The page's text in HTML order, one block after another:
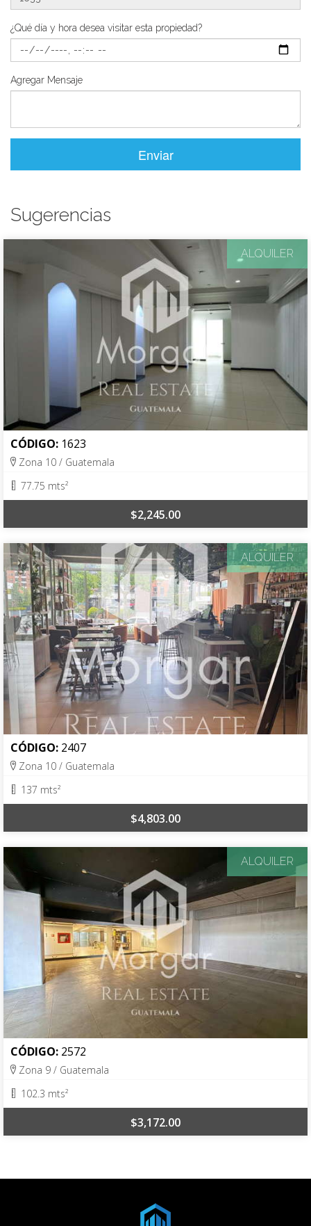
¿Qué día y hora desea visitar esta propiedad?
Agregar Mensaje
Enviar
Sugerencias
CÓDIGO: 1623
Zona 10 / Guatemala
77.75 mts²
$2,245.00
ALQUILER
CÓDIGO: 2407
Zona 10 / Guatemala
137 mts²
$4,803.00
ALQUILER
CÓDIGO: 2572
Zona 9 / Guatemala
102.3 mts²
$3,172.00
ALQUILER